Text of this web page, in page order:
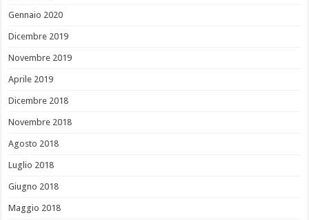
Gennaio 2020
Dicembre 2019
Novembre 2019
Aprile 2019
Dicembre 2018
Novembre 2018
Agosto 2018
Luglio 2018
Giugno 2018
Maggio 2018